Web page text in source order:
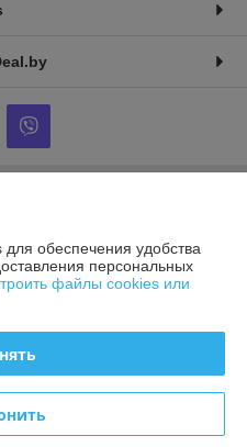
р-н, д.Боровая, д.1, оф.201
р-на
обеспечения удобства
персональных
файлы cookies или